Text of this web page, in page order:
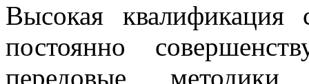
Высокая квалификация
постоянно
передовые